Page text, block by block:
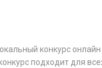
конкурс
подходит для